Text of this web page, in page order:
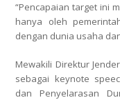
“Pencapaian target ini
hanya oleh
dengan dunia usaha
Mewakili Direktur
sebagai keynote
dan Penyelarasan